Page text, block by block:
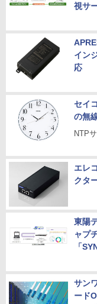
視サ
イン
応
セイ
の無
NTP
エレ
クタ
東陽
ャプ
「
サン
ード